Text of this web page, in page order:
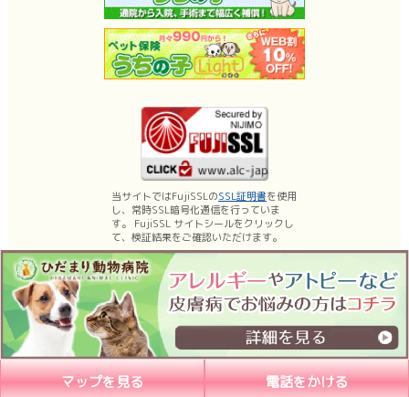
マップを見る 電話をかける
当サイトではFujiSSLのSSL証明書を使用
し、常時SSL暗号化通信を行っていま
す。 FujiSSL サイトシールをクリックし
て、検証結果をご確認いただけます。
名古屋市昭和区の動物病院、ひだまり動物病院は、薬浴などの皮膚科診療、乳
腺腫瘍手術・体表腫瘤切除などの日帰り手術に力を入れております。
もちろん内科、外科、腫瘍科などの一般診療、予防医療（各種ワクチン）など
も行っています。
Copyright (C) 2026ひだまり動物病院, All Rights Reserved.nagoya